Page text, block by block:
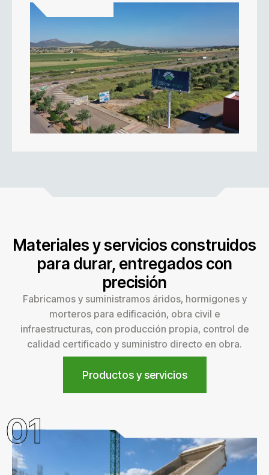
Materiales y servicios construidos
para durar, entregados con
precisión
Fabricamos y suministramos áridos, hormigones y
morteros para edificación, obra civil e
infraestructuras, con producción propia, control de
calidad certificado y suministro directo en obra.
Productos y servicios
01